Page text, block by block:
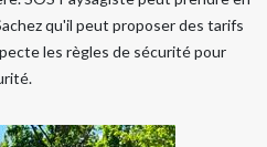
qu'il peut proposer des tarifs
les règles de sécurité pour